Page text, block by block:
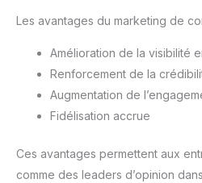
Les avantages du marketing de
Amélioration de la visibilité
Renforcement de la
Augmentation de
Fidélisation accrue
Ces avantages permettent aux
comme des leaders d’opinion